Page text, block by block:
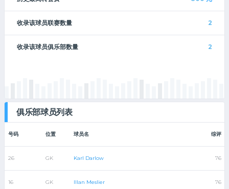
收录该球员联赛数量 2
收录该球员俱乐部数量 2
俱乐部球员列表
号码 位置 球员名 综评
26 GK Karl Darlow 76
16 GK Illan Meslier 76